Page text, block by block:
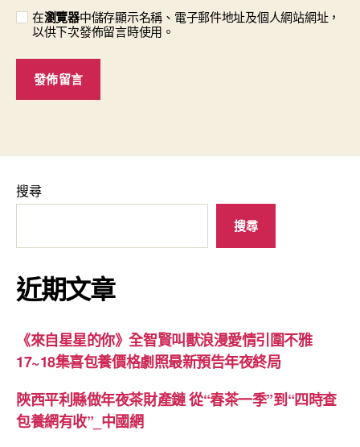
在瀏覽器中儲存顯示名稱、電子郵件地址及個人網站網址，
以供下次發佈留言時使用。
搜尋
搜尋
近期文章
《來自星星的你》全智賢叫獸浪漫愛情引圍不雅
17~18集喜包養價格劇照最新預告年夜終局
陜西平利縣做年夜茶財產鏈 從“春茶一季”到“四時查
包養網有收”_中國網